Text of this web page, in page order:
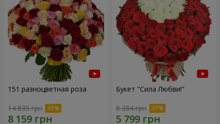
151 разноцветная роза
14 835 грн
Букет "Сила Любви!"
8 284 грн